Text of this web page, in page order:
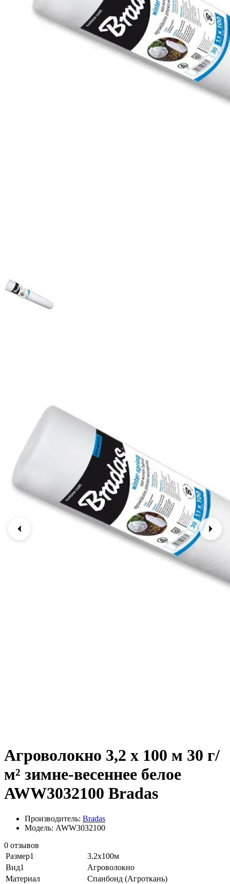
Агроволокно 3,2 х 100 м 30 г/
м² зимне-весеннее белое
AWW3032100 Bradas
Производитель: Bradas
Модель: AWW3032100
0 отзывов
Размер1
3.2х100м
Вид1
Агроволокно
Материал
Спанбонд (Агроткань)